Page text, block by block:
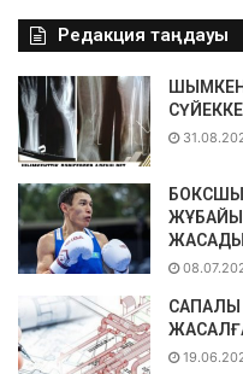
Редакция таңдауы
БОКСШЫ
ЖҰБАЙЫ
ЖАСАДЫ